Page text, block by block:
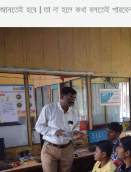
জানতেই হবে | তা না হলে কথা বলতেই